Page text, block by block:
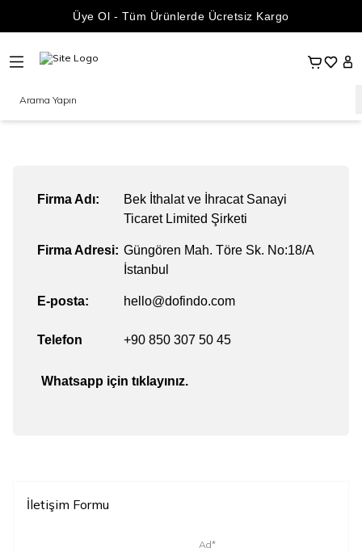
Üye Ol - Tüm Ürünlerde Ücretsiz Kargo
Sepetim
Firma Adı:
Bek İthalat ve İhracat Sanayi
Ticaret Limited Şirketi
Firma Adresi: Güngören Mah. Töre Sk. No:18/A
İstanbul
E-posta: hello@dofindo.com
Telefon +90 850 307 50 45
Whatsapp için tıklayınız.
İletişim Formu
Ad*